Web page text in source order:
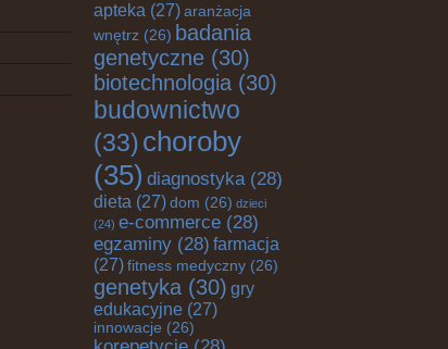
apteka (27) aranżacja
wnętrz (26) badania
genetyczne (30)
biotechnologia (30)
budownictwo
(33)choroby
(35) diagnostyka(28)
dieta (27) dom (26) dzieci
(24) e-commerce (28)
egzaminy (28) farmacja
(27) fitness medyczny (26)
genetyka (30) gry
edukacyjne (27)
innowacje (26)